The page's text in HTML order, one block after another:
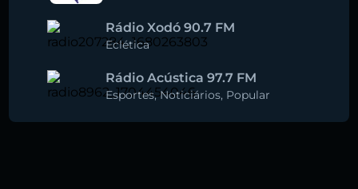
Rádio Xodó 90.7 FM
Eclética
Rádio Acústica 97.7 FM
Esportes,Noticiários, Popular